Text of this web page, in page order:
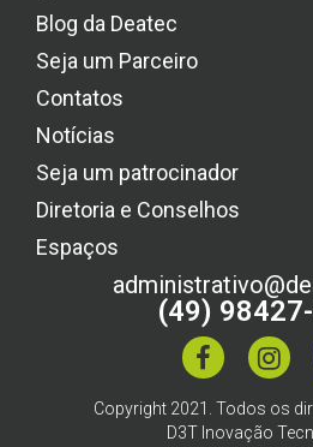
Blog da Deatec
Seja um Parceiro
Contatos
Notícias
Seja um patrocinador
Diretoria e Conselhos
Espaços
(49)
Copyright 2021. Todos os
D3T Inovação